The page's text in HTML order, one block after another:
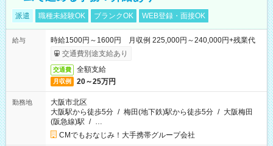
派遣 職種未経験OK ブランクOK WEB登録・面接OK
給与
時給1500円～1600円 月収例 225,000円～240,000円+残業代
交通費別途支給あり
交通費 全額支給
月収例 20～25万円
勤務地
大阪市北区
大阪駅から徒歩5分 / 梅田(地下鉄)駅から徒歩5分 / 大阪梅田
(阪急線)駅 / …
CMでもおなじみ！大手携帯グループ会社